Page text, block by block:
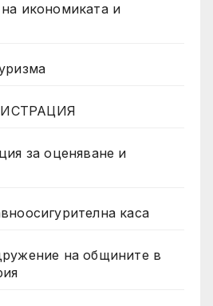
икономиката и
за оценяване и
каса
на общините в